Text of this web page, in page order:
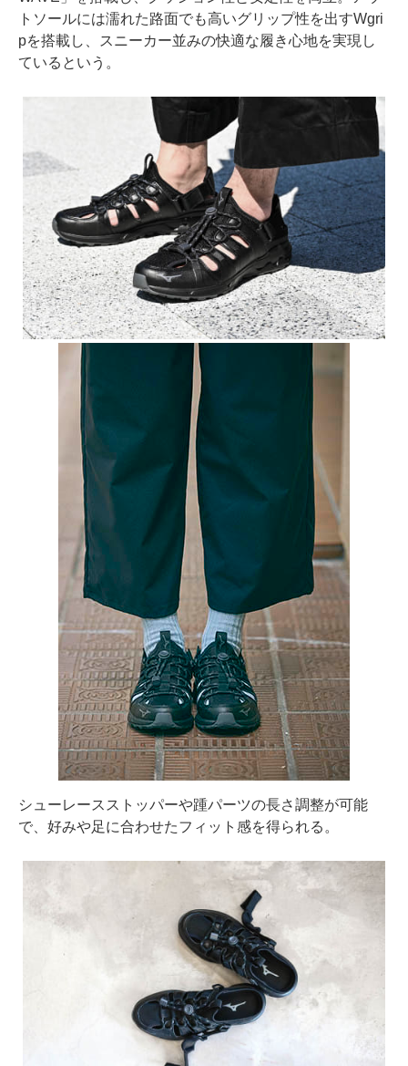
トソールには濡れた路面でも高いグリップ性を出すWgri
pを搭載し、スニーカー並みの快適な履き心地を実現し
ているという。
シューレースストッパーや踵パーツの長さ調整が可能
で、好みや足に合わせたフィット感を得られる。